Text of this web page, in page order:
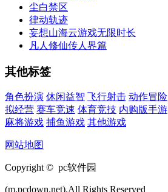
尘白禁区
律动轨迹
妄想山海云游戏无限时长
凡人修仙传人界篇
其他标签
角色扮演 休闲益智 飞行射击 动作冒险
拟经营 赛车竞速 体育竞技 内购版手游
麻将游戏 捕鱼游戏 其他游戏
网站地图
Copyright © pc软件园
(m.pcdown.net).All Rights Reserved